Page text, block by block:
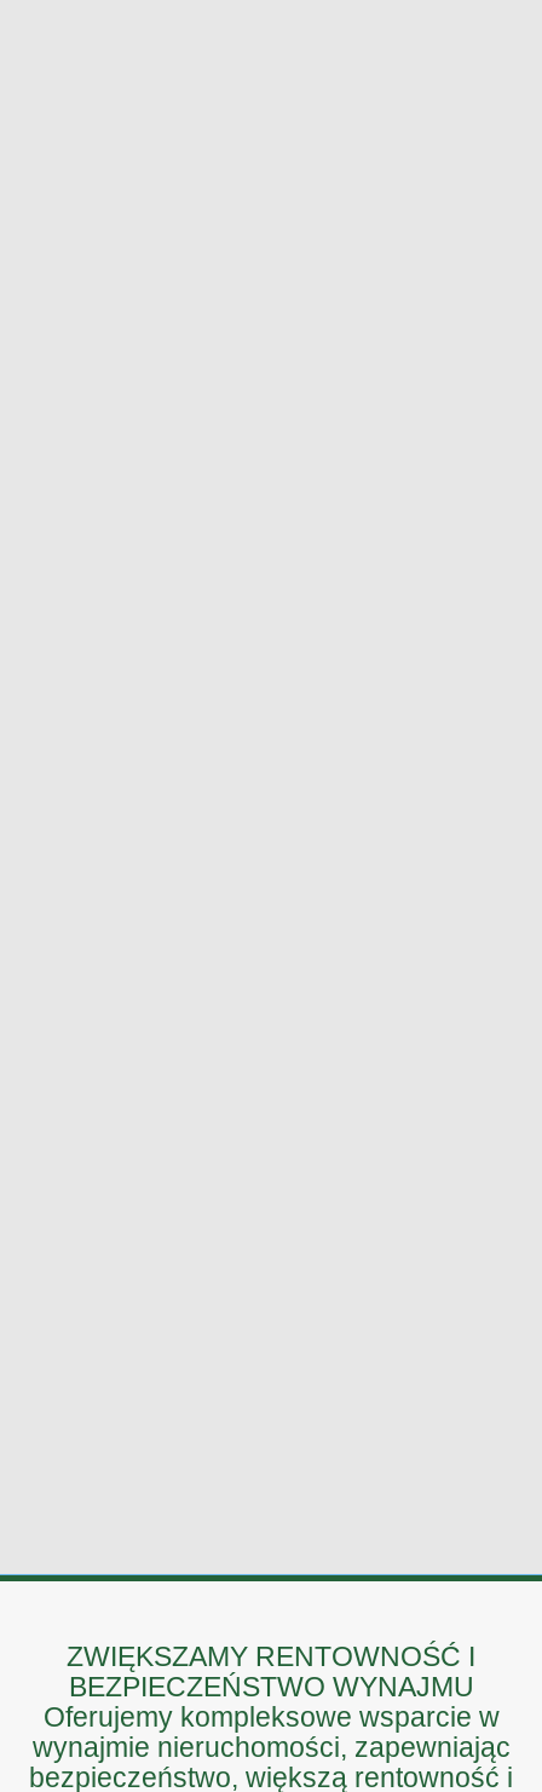
ZWIĘKSZAMY RENTOWNOŚĆ I
BEZPIECZEŃSTWO WYNAJMU
Oferujemy kompleksowe wsparcie w
wynajmie nieruchomości, zapewniając
bezpieczeństwo, większą rentowność i